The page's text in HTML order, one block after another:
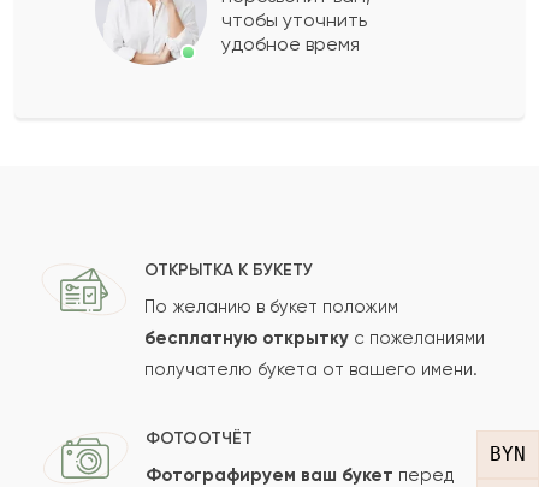
BYN
Ваш e-mail
Отзыв
чтобы уточнить
удобное время
ОТКРЫТКА К БУКЕТУ
По желанию в букет положим
бесплатную открытку с пожеланиями
получателю букета от вашего имени.
ФОТООТЧЁТ
Фотографируем ваш букет перед